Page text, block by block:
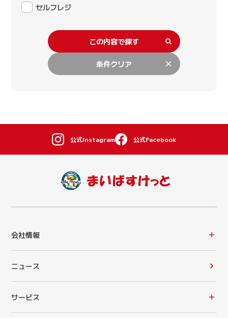
セルフレジ
この内容で探す
条件クリア
公式Instagram 公式Facebook
会社情報
ニュース
サービス